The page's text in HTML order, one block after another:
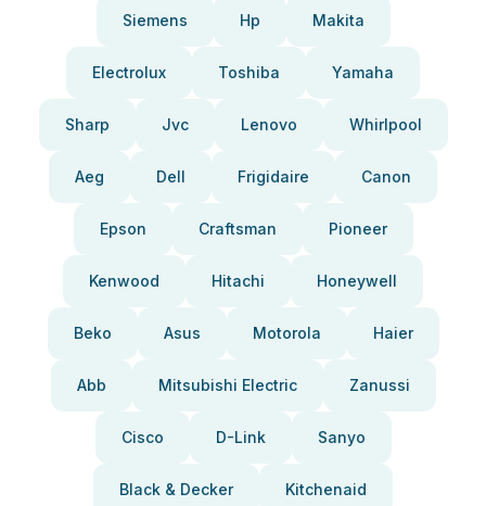
Siemens Hp Makita
Electrolux Toshiba Yamaha
Sharp Jvc Lenovo Whirlpool
Aeg Dell Frigidaire Canon
Epson Craftsman Pioneer
Kenwood Hitachi Honeywell
Beko Asus Motorola Haier
Abb Mitsubishi Electric Zanussi
Cisco D-Link Sanyo
Black & Decker Kitchenaid